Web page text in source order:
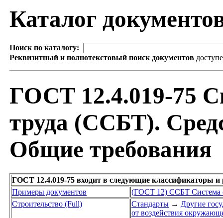
Каталог
Поиск по каталогу:
Реквизитный и полнотекстовый поиск документов
ГОСТ 12.4.019-75
труда (ССБТ).
Общие требования
ГОСТ 12.4.019-75 входит в следующие классификаторы и
Примеры документов
(ГОСТ 12) ССБТ Система
Строительство (Full)
Стандарты → Другие
от воздействия